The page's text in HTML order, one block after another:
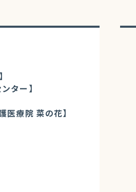
ター】
医療院 菜の花】